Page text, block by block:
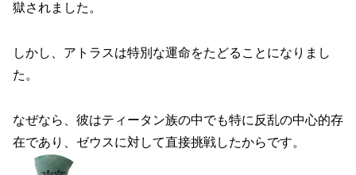
獄されました。
しかし、アトラスは特別な運命をたどることになりまし
た。
なぜなら、彼はティータン族の中でも特に反乱の中心的存
在であり、ゼウスに対して直接挑戦したからです。